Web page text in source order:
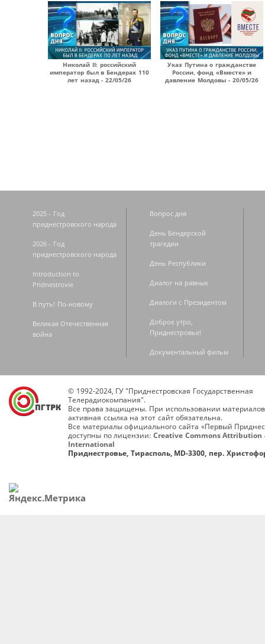
Николай II: российский
император был в Бендерах 110
лет назад - 22/05/26
Указ Путина о гражданстве
России, фонд «Вместе» и
давление Молдовы - 20/05/26
2025 - Год
приднестровского народа
2026 - Год
приднестровского народа
Introduction to
Pridnestrovie
В путь! По-новому
Великая Отечественная
война
Вопрос дня
День Бендерской
трагедии
День Республики
Диалог на равных
Диалоги с Президентом
Доброе утро,
Приднестровье!
Документальный фильм
© 1992-2024, ГУ "Приднестровская Государственная
Телерадиокомпания".
Все права защищены. При использовании
активная ссылка на этот сайт обязательна.
Все материалы официального сайта «Первый
доступны по лицензии: Creative Commons Attribution
International
Приднестровье, Тирасполь, MD-3300, пер.